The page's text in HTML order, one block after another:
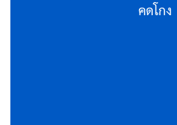
คดโกง